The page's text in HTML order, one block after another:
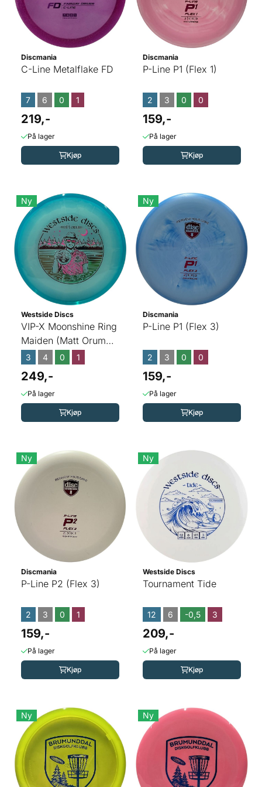
Discmania
C-Line Metalflake FD
7 6 0 1
219,-
På lager
Kjøp
Discmania
P-Line P1 (Flex 1)
2 3 0 0
159,-
På lager
Kjøp
Ny
Westside Discs
VIP-X Moonshine Ring
Maiden (Matt Orum
2026)
3 4 0 1
249,-
På lager
Kjøp
Ny
Discmania
P-Line P1 (Flex 3)
2 3 0 0
159,-
På lager
Kjøp
Ny
Discmania
P-Line P2 (Flex 3)
2 3 0 1
159,-
På lager
Kjøp
Ny
Westside Discs
Tournament Tide
12 6 -0,5 3
209,-
På lager
Kjøp
Ny Ny